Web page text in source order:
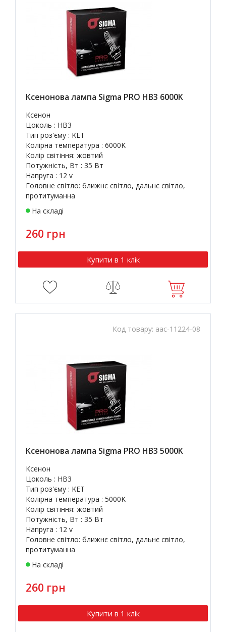
Ксенонова лампа Sigma PRO HB3 6000K
Ксенон
Цоколь : HB3
Тип роз'єму : KET
Колірна температура : 6000K
Колір світіння: жовтий
Потужність, Вт : 35 Вт
Напруга : 12 v
Головне світло: ближнє світло, дальнє світло,
протитуманна
На складі
260 грн
Купити в 1 клік
Код товару: aac-11224-08
Ксенонова лампа Sigma PRO HB3 5000K
Ксенон
Цоколь : HB3
Тип роз'єму : KET
Колірна температура : 5000K
Колір світіння: жовтий
Потужність, Вт : 35 Вт
Напруга : 12 v
Головне світло: ближнє світло, дальнє світло,
протитуманна
На складі
260 грн
Купити в 1 клік